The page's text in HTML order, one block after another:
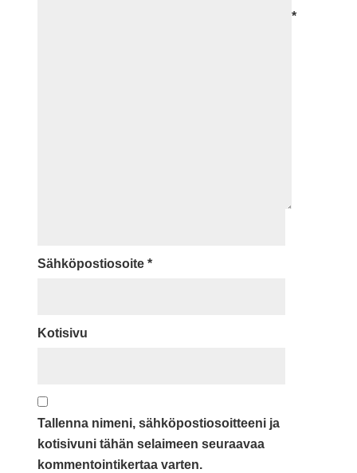
*
Sähköpostiosoite *
Kotisivu
Tallenna nimeni, sähköpostiosoitteeni ja
kotisivuni tähän selaimeen seuraavaa
kommentointikertaa varten.